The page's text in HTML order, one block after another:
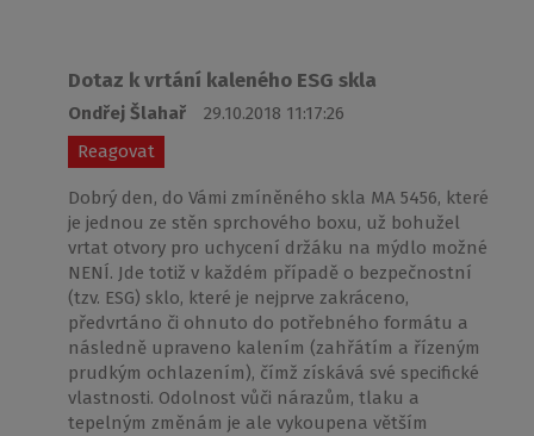
Dotaz k vrtání kaleného ESG skla
Ondřej Šlahař
29.10.2018 11:17:26
Reagovat
Dobrý den, do Vámi zmíněného skla MA 5456, které
je jednou ze stěn sprchového boxu, už bohužel
vrtat otvory pro uchycení držáku na mýdlo možné
NENÍ. Jde totiž v každém případě o bezpečnostní
(tzv. ESG) sklo, které je nejprve zakráceno,
předvrtáno či ohnuto do potřebného formátu a
následně upraveno kalením (zahřátím a řízeným
prudkým ochlazením), čímž získává své specifické
vlastnosti. Odolnost vůči nárazům, tlaku a
tepelným změnám je ale vykoupena větším